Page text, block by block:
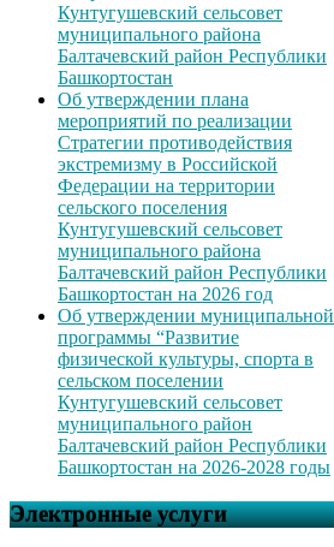
Кунтугушевский сельсовет
муниципального района
Балтачевский район Республики
Башкортостан
Об утверждении плана
мероприятий по реализации
Стратегии противодействия
экстремизму в Российской
Федерации на территории
сельского поселения
Кунтугушевский сельсовет
муниципального района
Балтачевский район Республики
Башкортостан на 2026 год
Об утверждении муниципальной
программы “Развитие
физической культуры, спорта в
сельском поселении
Кунтугушевский сельсовет
муниципального район
Балтачевский район Республики
Башкортостан на 2026-2028 годы
Электронные услуги